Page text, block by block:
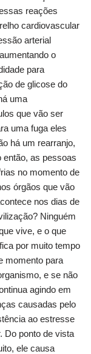
reações
cardiovascular
arterial
o
para
de glicose do
uma
que vão ser
uma fuga eles
há um rearranjo,
então, as pessoas
no momento de
órgãos que vão
nos dias de
Ninguém
vive, e o que
por muito tempo
momento para
e se não
agindo em
causadas pelo
ao estresse
Do ponto de vista
ele causa